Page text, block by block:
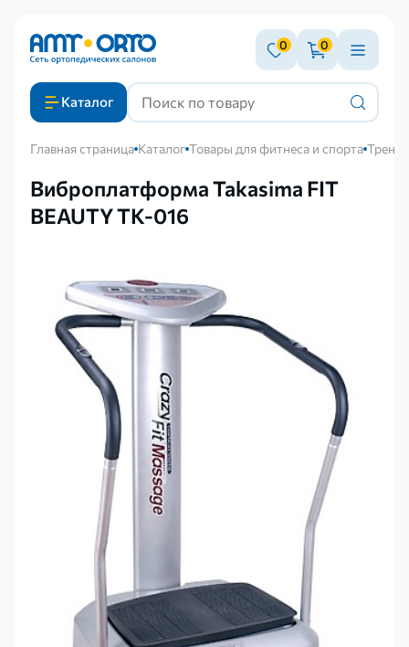
0 0
Каталог
Главная страница Каталог Товары для фитнеса и спорта
Виброплатформа Takasima FIT
BEAUTY TK-016